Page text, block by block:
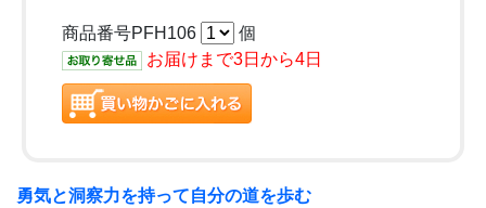
商品番号PFH106
個
お届けまで3日から4日
勇気と洞察力を持って自分の道を歩む